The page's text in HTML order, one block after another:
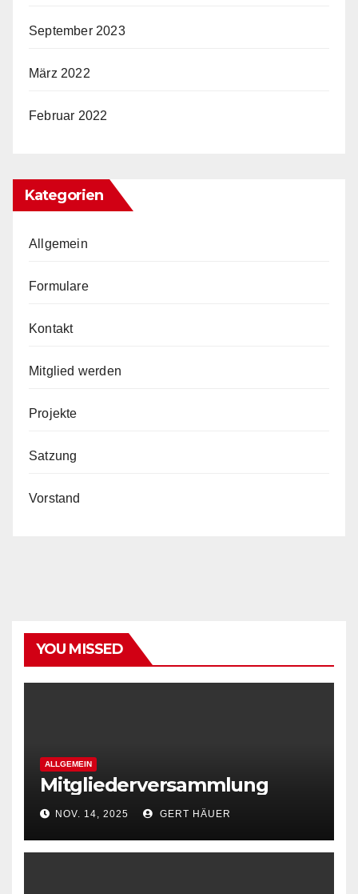
September 2023
März 2022
Februar 2022
Kategorien
Allgemein
Formulare
Kontakt
Mitglied werden
Projekte
Satzung
Vorstand
YOU MISSED
ALLGEMEIN
Mitgliederversammlung
NOV. 14, 2025 GERT HÄUER